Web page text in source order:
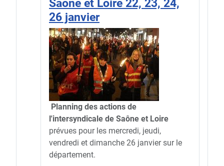
Saône et Loire 22, 23, 24,
26 janvier
Planning des actions de
l'intersyndicale de Saône et Loire
prévues pour les mercredi, jeudi,
vendredi et dimanche 26 janvier sur le
département.